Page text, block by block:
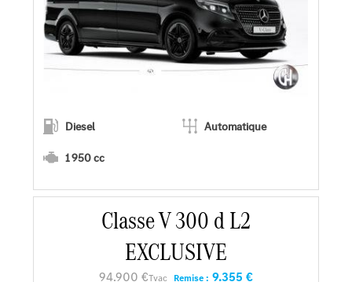
Diesel
Automatique
1 950 cc
En savoir plus
Faire un essai
Classe V 300 d L2
EXCLUSIVE
94.900 €Tvac Remise : 9.355 €